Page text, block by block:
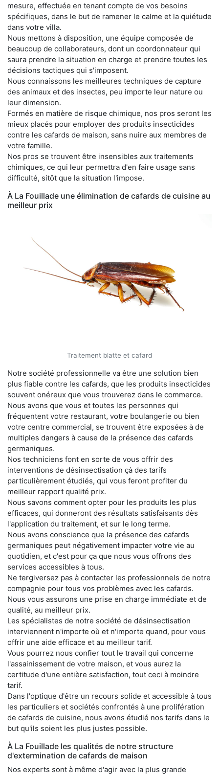
mesure, effectuée en tenant compte de vos besoins
spécifiques, dans le but de ramener le calme et la quiétude
dans votre villa.
Nous mettons à disposition, une équipe composée de
beaucoup de collaborateurs, dont un coordonnateur qui
saura prendre la situation en charge et prendre toutes les
décisions tactiques qui s'imposent.
Nous connaissons les meilleures techniques de capture
des animaux et des insectes, peu importe leur nature ou
leur dimension.
Formés en matière de risque chimique, nos pros seront les
mieux placés pour employer des produits insecticides
contre les cafards de maison, sans nuire aux membres de
votre famille.
Nos pros se trouvent être insensibles aux traitements
chimiques, ce qui leur permettra d'en faire usage sans
difficulté, sitôt que la situation l'impose.
À La Fouillade une élimination de cafards de cuisine au
meilleur prix
Traitement blatte et cafard
Notre société professionnelle va être une solution bien
plus fiable contre les cafards, que les produits insecticides
souvent onéreux que vous trouverez dans le commerce.
Nous avons que vous et toutes les personnes qui
fréquentent votre restaurant, votre boulangerie ou bien
votre centre commercial, se trouvent être exposées à de
multiples dangers à cause de la présence des cafards
germaniques.
Nos techniciens font en sorte de vous offrir des
interventions de désinsectisation çà des tarifs
particulièrement étudiés, qui vous feront profiter du
meilleur rapport qualité prix.
Nous savons comment opter pour les produits les plus
efficaces, qui donneront des résultats satisfaisants dès
l'application du traitement, et sur le long terme.
Nous avons conscience que la présence des cafards
germaniques peut négativement impacter votre vie au
quotidien, et c'est pour ça que nous vous offrons des
services accessibles à tous.
Ne tergiversez pas à contacter les professionnels de notre
compagnie pour tous vos problèmes avec les cafards.
Nous vous assurons une prise en charge immédiate et de
qualité, au meilleur prix.
Les spécialistes de notre société de désinsectisation
interviennent n'importe où et n'importe quand, pour vous
offrir une aide efficace et au meilleur tarif.
Vous pourrez nous confier tout le travail qui concerne
l'assainissement de votre maison, et vous aurez la
certitude d'une entière satisfaction, tout ceci à moindre
tarif.
Dans l'optique d'être un recours solide et accessible à tous
les particuliers et sociétés confrontés à une prolifération
de cafards de cuisine, nous avons étudié nos tarifs dans le
but qu'ils soient les plus justes possible.
À La Fouillade les qualités de notre structure
d'extermination de cafards de maison
Nos experts sont à même d'agir avec la plus grande